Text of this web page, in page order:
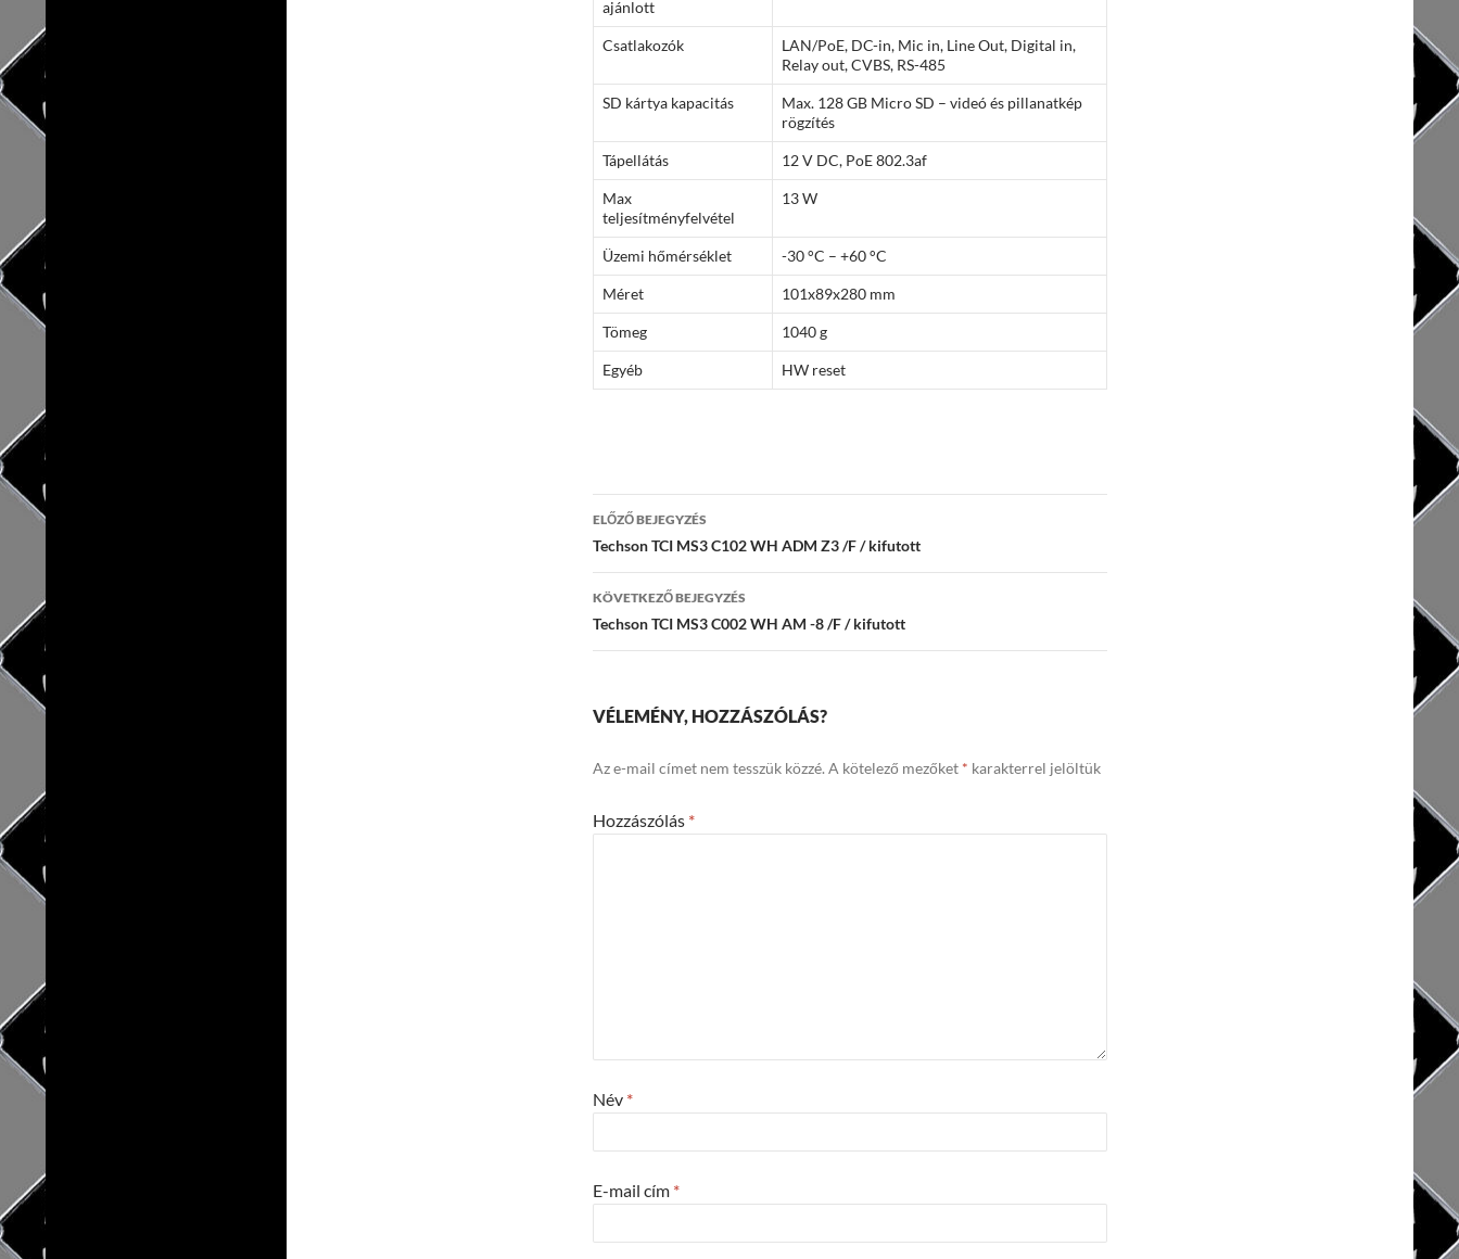
ajánlott
Csatlakozók
LAN/PoE, DC-in, Mic in, Line Out, Digital in,
Relay out, CVBS, RS-485
SD kártya kapacitás
Max. 128 GB Micro SD – videó és pillanatkép
rögzítés
Tápellátás 12 V DC, PoE 802.3af
Max
teljesítményfelvétel
13 W
Üzemi hőmérséklet -30 °C – +60 °C
Méret 101x89x280 mm
Tömeg 1040 g
Egyéb HW reset
Bejegyzés
navigáció
ELŐZŐ BEJEGYZÉS
Techson TCI MS3 C102 WH ADM Z3 /F / kifutott
KÖVETKEZŐ BEJEGYZÉS
Techson TCI MS3 C002 WH AM -8 /F / kifutott
VÉLEMÉNY, HOZZÁSZÓLÁS?
Az e-mail címet nem tesszük közzé. A kötelező mezőket * karakterrel jelöltük
Hozzászólás *
Név *
E-mail cím *